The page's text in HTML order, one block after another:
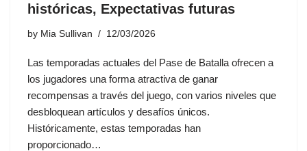
históricas, Expectativas futuras
by Mia Sullivan 12/03/2026
Las temporadas actuales del Pase de Batalla ofrecen a
los jugadores una forma atractiva de ganar
recompensas a través del juego, con varios niveles que
desbloquean artículos y desafíos únicos.
Históricamente, estas temporadas han
proporcionado…